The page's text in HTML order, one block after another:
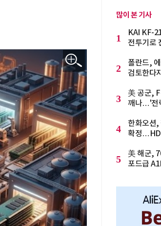
많이 본 기사
1
KAI KF-
전투기로
2
폴란드,
검토한다
3
美 공군,
깨나…'전
4
한화오션,
확정…HD
5
美 해군,
포드급